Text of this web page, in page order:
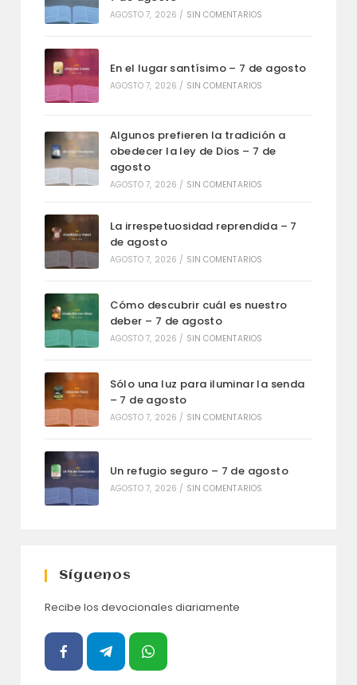
AGOSTO 7, 2026 / SIN COMENTARIOS
En el lugar santísimo – 7 de agosto
AGOSTO 7, 2026 / SIN COMENTARIOS
Algunos prefieren la tradición a
obedecer la ley de Dios – 7 de
agosto
AGOSTO 7, 2026 / SIN COMENTARIOS
La irrespetuosidad reprendida – 7
de agosto
AGOSTO 7, 2026 / SIN COMENTARIOS
Cómo descubrir cuál es nuestro
deber – 7 de agosto
AGOSTO 7, 2026 / SIN COMENTARIOS
Sólo una luz para iluminar la senda
– 7 de agosto
AGOSTO 7, 2026 / SIN COMENTARIOS
Un refugio seguro – 7 de agosto
AGOSTO 7, 2026 / SIN COMENTARIOS
Síguenos
Recibe los devocionales diariamente